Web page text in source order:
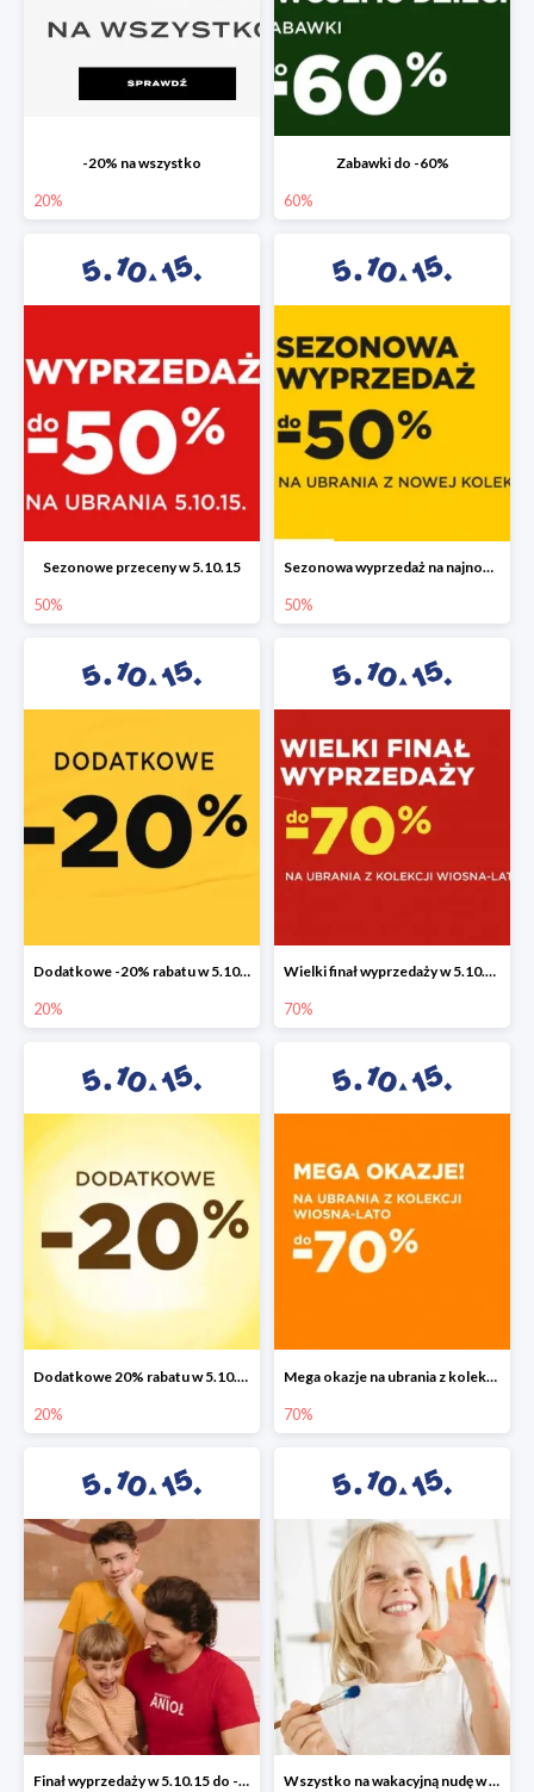
-20% na wszystko
20%
Zabawki do -60%
60%
Sezonowe przeceny w 5.10.15
50%
Sezonowa wyprzedaż na najnowszą kolekcję do -50%
50%
Dodatkowe -20% rabatu w 5.10.15
20%
Wielki finał wyprzedaży w 5.10.15 do -70%
70%
Dodatkowe 20% rabatu w 5.10.15
20%
Mega okazje na ubrania z kolekcji wiosna-lato do -70%
70%
Finał wyprzedaży w 5.10.15 do -70% Wszystko na wakacyjną nudę w 5.10.15 - gry i zabawki do -50%